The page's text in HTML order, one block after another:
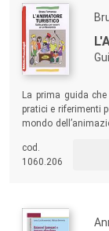
La prima guida
pratici e riferimenti
mondo
cod.
1060.206